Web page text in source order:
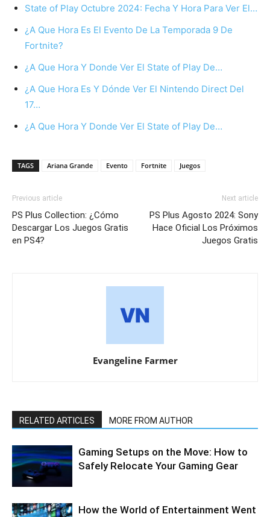
State of Play Octubre 2024: Fecha Y Hora Para Ver El…
¿A Que Hora Es El Evento De La Temporada 9 De
Fortnite?
¿A Que Hora Y Donde Ver El State of Play De…
¿A Que Hora Es Y Dónde Ver El Nintendo Direct Del
17…
¿A Que Hora Y Donde Ver El State of Play De…
TAGS Ariana Grande Evento Fortnite Juegos
Previous article
PS Plus Collection: ¿Cómo
Descargar Los Juegos Gratis
en PS4?
Next article
PS Plus Agosto 2024: Sony
Hace Oficial Los Próximos
Juegos Gratis
Evangeline Farmer
RELATED ARTICLES MORE FROM AUTHOR
Gaming Setups on the Move: How to
Safely Relocate Your Gaming Gear
How the World of Entertainment Went